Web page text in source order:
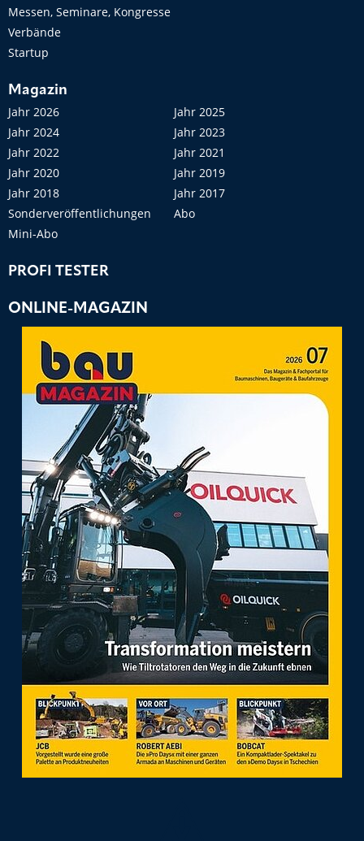
Messen, Seminare, Kongresse
Verbände
Startup
Magazin
Jahr 2026
Jahr 2025
Jahr 2024
Jahr 2023
Jahr 2022
Jahr 2021
Jahr 2020
Jahr 2019
Jahr 2018
Jahr 2017
Sonderveröffentlichungen
Abo
Mini-Abo
PROFI TESTER
ONLINE-MAGAZIN